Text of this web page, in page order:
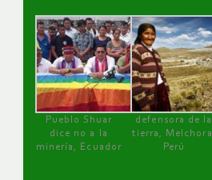
Pueblo Shuar
dice no a la
minería, Ecuador
defensora de la
tierra, Melchora,
Perú